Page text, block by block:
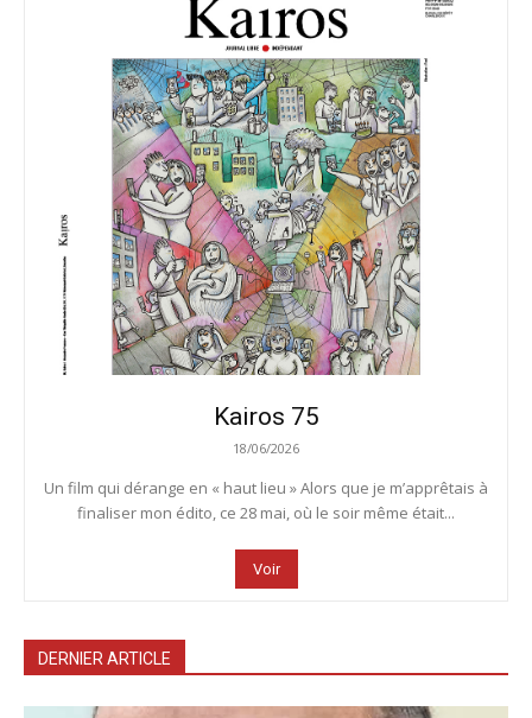
Kairos 75
18/06/2026
Un film qui dérange en « haut lieu » Alors que je m’apprêtais à
finaliser mon édito, ce 28 mai, où le soir même était...
Voir
DERNIER ARTICLE